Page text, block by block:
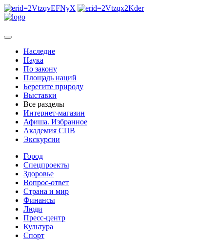
Наследие
Наука
По закону
Площадь наций
Берегите природу
Выставки
Все разделы
Интернет-магазин
Афиша. Избранное
Академия СПВ
Экскурсии
Город
Спецпроекты
Здоровье
Вопрос-ответ
Страна и мир
Финансы
Люди
Пресс-центр
Культура
Спорт